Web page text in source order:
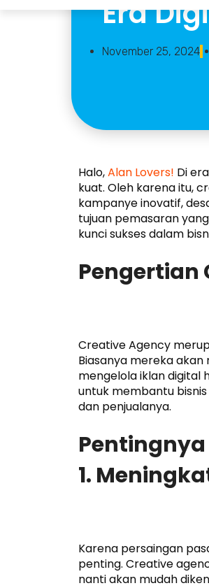
Era
November 25, 2024
Halo,Alan Lovers! Di
kuat. Oleh karena itu,
kampanye inovatif,
tujuan pemasaran
kunci sukses dalam
Pengertian
Creative Agency
Biasanya mereka akan
mengelola iklan digital
untuk membantu
dan penjualanya.
1.
Karena persaingan
penting. Creative
nanti akan mudah